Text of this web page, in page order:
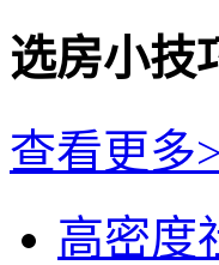
选房小技
查看更多
高密度